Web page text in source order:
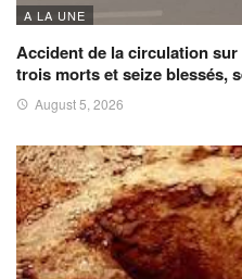
A LA UNE
Accident de la circulation
trois morts et seize blessés,
August 5, 2026